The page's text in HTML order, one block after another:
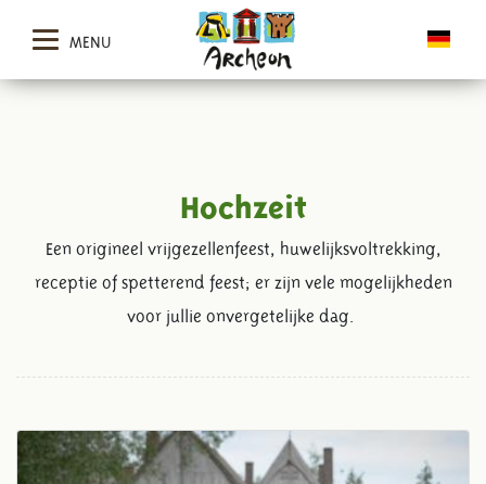
MENU
Hochzeit
Een origineel vrijgezellenfeest, huwelijksvoltrekking,
receptie of spetterend feest; er zijn vele mogelijkheden
voor jullie onvergetelijke dag.